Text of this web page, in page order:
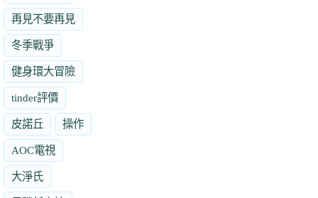
再見不要再見
冬季戰爭
健身環大冒險
tinder評價
皮諾丘 操作
AOC電視
大淨氏